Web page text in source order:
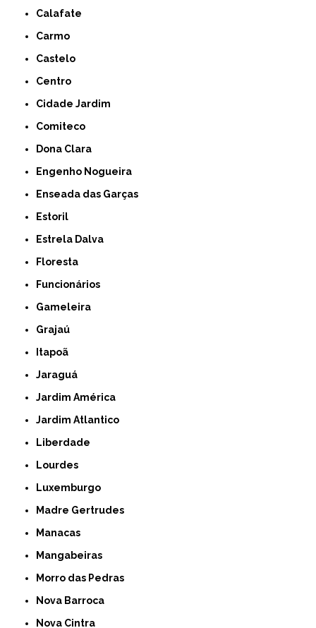
Calafate
Carmo
Castelo
Centro
Cidade Jardim
Comiteco
Dona Clara
Engenho Nogueira
Enseada das Garças
Estoril
Estrela Dalva
Floresta
Funcionários
Gameleira
Grajaú
Itapoã
Jaraguá
Jardim América
Jardim Atlantico
Liberdade
Lourdes
Luxemburgo
Madre Gertrudes
Manacas
Mangabeiras
Morro das Pedras
Nova Barroca
Nova Cintra